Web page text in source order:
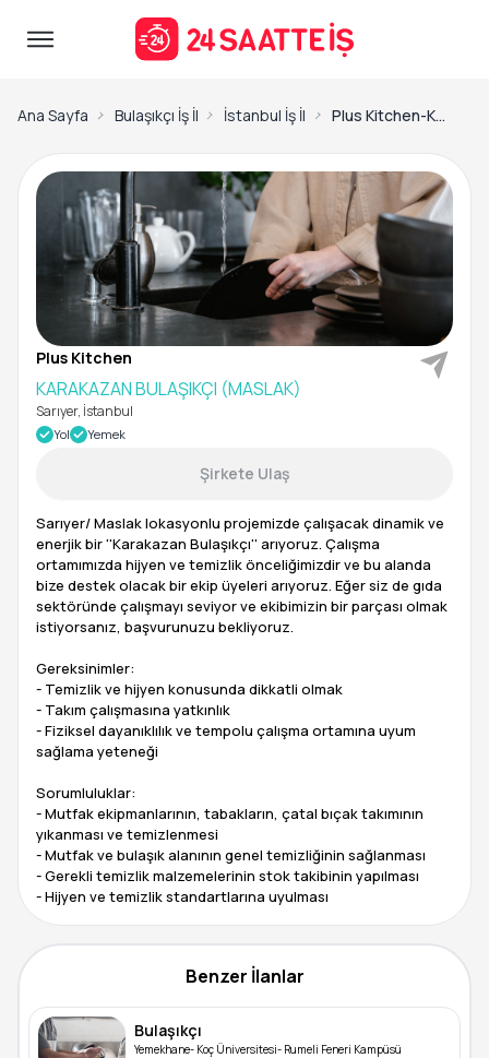
Ana Sayfa Bulaşıkçı İş İlanlarıİstanbul İş İlanları Plus Kitchen-KARAKAZAN BULAŞIKÇI (MASLAK)
Plus Kitchen
KARAKAZAN BULAŞIKÇI (MASLAK)
Sarıyer, İstanbul
Yol Yemek
Şirkete Ulaş
Sarıyer/ Maslak lokasyonlu projemizde çalışacak dinamik ve
enerjik bir ''Karakazan Bulaşıkçı'' arıyoruz. Çalışma
ortamımızda hijyen ve temizlik önceliğimizdir ve bu alanda
bize destek olacak bir ekip üyeleri arıyoruz. Eğer siz de gıda
sektöründe çalışmayı seviyor ve ekibimizin bir parçası olmak
istiyorsanız, başvurunuzu bekliyoruz.
Gereksinimler:
- Temizlik ve hijyen konusunda dikkatli olmak
- Takım çalışmasına yatkınlık
- Fiziksel dayanıklılık ve tempolu çalışma ortamına uyum
sağlama yeteneği
Sorumluluklar:
- Mutfak ekipmanlarının, tabakların, çatal bıçak takımının
yıkanması ve temizlenmesi
- Mutfak ve bulaşık alanının genel temizliğinin sağlanması
- Gerekli temizlik malzemelerinin stok takibinin yapılması
- Hijyen ve temizlik standartlarına uyulması
Benzer İlanlar
Bulaşıkçı
Yemekhane- Koç Üniversitesi- Rumeli Feneri Kampüsü